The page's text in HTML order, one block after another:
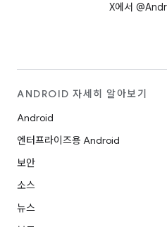
X에서
ANDROID 자세히 알아보기
Android
엔터프라이즈용 Android
보안
소스
뉴스